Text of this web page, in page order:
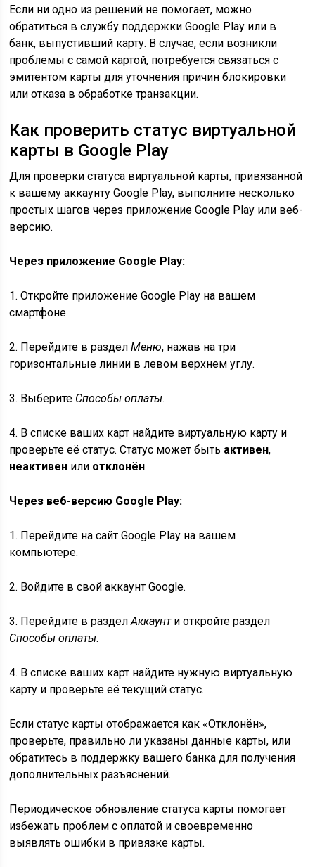
Если ни одно из решений не помогает, можно
обратиться в службу поддержки Google Play или в
банк, выпустивший карту. В случае, если возникли
проблемы с самой картой, потребуется связаться с
эмитентом карты для уточнения причин блокировки
или отказа в обработке транзакции.
Как проверить статус виртуальной
карты в Google Play
Для проверки статуса виртуальной карты, привязанной
к вашему аккаунту Google Play, выполните несколько
простых шагов через приложение Google Play или веб-
версию.
Через приложение Google Play:
1. Откройте приложение Google Play на вашем
смартфоне.
2. Перейдите в разделМеню, нажав на три
горизонтальные линии в левом верхнем углу.
3. Выберите Способы оплаты.
4. В списке ваших карт найдите виртуальную карту и
проверьте её статус. Статус может быть активен,
неактивен или отклонён.
Через веб-версию Google Play:
1. Перейдите на сайт Google Play на вашем
компьютере.
2. Войдите в свой аккаунт Google.
3. Перейдите в разделАккаунти откройте раздел
Способы оплаты.
4. В списке ваших карт найдите нужную виртуальную
карту и проверьте её текущий статус.
Если статус карты отображается как «Отклонён»,
проверьте, правильно ли указаны данные карты, или
обратитесь в поддержку вашего банка для получения
дополнительных разъяснений.
Периодическое обновление статуса карты помогает
избежать проблем с оплатой и своевременно
выявлять ошибки в привязке карты.